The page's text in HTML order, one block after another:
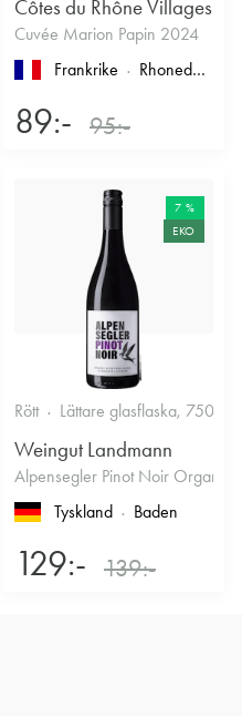
Côtes du Rhône Villages
Cuvée Marion Papin 2024
Frankrike
Rhonedalen
89:- 95:-
Fruktigt & Smakrikt
7 %
EKO
Rött Lättare glasflaska, 750ml
Weingut Landmann
Alpensegler Pinot Noir Organic
Tyskland
Baden
129:- 139:-